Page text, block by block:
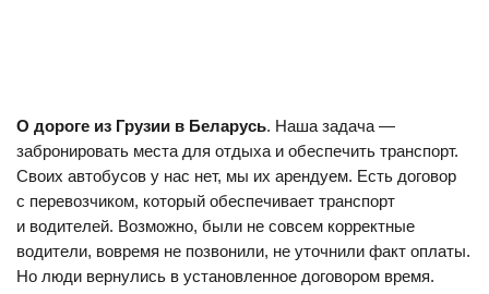
О дороге из Грузии в Беларусь. Наша задача —
забронировать места для отдыха и обеспечить транспорт.
Своих автобусов у нас нет, мы их арендуем. Есть договор
с перевозчиком, который обеспечивает транспорт
и водителей. Возможно, были не совсем корректные
водители, вовремя не позвонили, не уточнили факт оплаты.
Но люди вернулись в установленное договором время.